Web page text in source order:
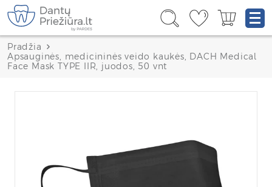
Pradžia
Apsauginės, medicininės veido kaukės, DACH Medical
Face Mask TYPE IIR, juodos, 50 vnt